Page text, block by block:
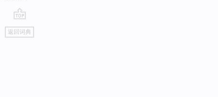
go
top
返回词典